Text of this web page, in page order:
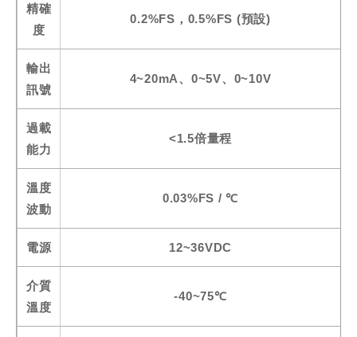
精確
度
0.2%FS，0.5%FS (預設)
輸出
訊號
4~20mA、0~5V、0~10V
過載
能力
<1.5倍量程
溫度
波動
0.03%FS / ℃
電源 12~36VDC
介質
溫度
-40~75℃